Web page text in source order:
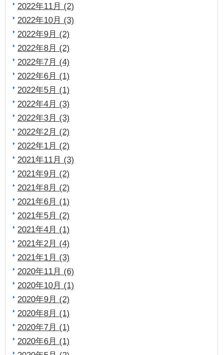
2022年11月 (2)
2022年10月 (3)
2022年9月 (2)
2022年8月 (2)
2022年7月 (4)
2022年6月 (1)
2022年5月 (1)
2022年4月 (3)
2022年3月 (3)
2022年2月 (2)
2022年1月 (2)
2021年11月 (3)
2021年9月 (2)
2021年8月 (2)
2021年6月 (1)
2021年5月 (2)
2021年4月 (1)
2021年2月 (4)
2021年1月 (3)
2020年11月 (6)
2020年10月 (1)
2020年9月 (2)
2020年8月 (1)
2020年7月 (1)
2020年6月 (1)